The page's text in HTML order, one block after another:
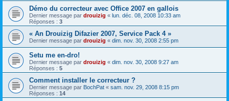
Démo du correcteur avec Office 2007 en gallois
Dernier message par drouizig « lun. déc. 08, 2008 10:33 am
Réponses : 3
« An Drouizig Difazier 2007, Service Pack 4 »
Dernier message par drouizig « dim. nov. 30, 2008 2:55 pm
Setu me en-dro!
Dernier message par drouizig « dim. nov. 30, 2008 9:27 am
Réponses : 5
Comment installer le correcteur ?
Dernier message par BochPat « sam. nov. 29, 2008 8:15 pm
Réponses : 14